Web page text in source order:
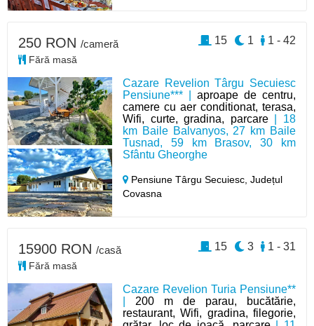
Cazare Revelion Târgu Secuiesc
Pensiune*** |aproape de centru,
camere cu aer conditionat, terasa,
Wifi, curte, gradina, parcare| 18
km Baile Balvanyos, 27 km Baile
Tusnad, 59 km Brasov, 30 km
Sfântu Gheorghe
Pensiune Târgu Secuiesc,Județul
Covasna
250 RON /cameră
Fără masă
1 - 42
1
15
Cazare Revelion Turia Pensiune**
200 m de parau, bucătărie,
restaurant, Wifi, gradina, filegorie,
15900 RON /casă
Fără masă
1 - 31
3
15